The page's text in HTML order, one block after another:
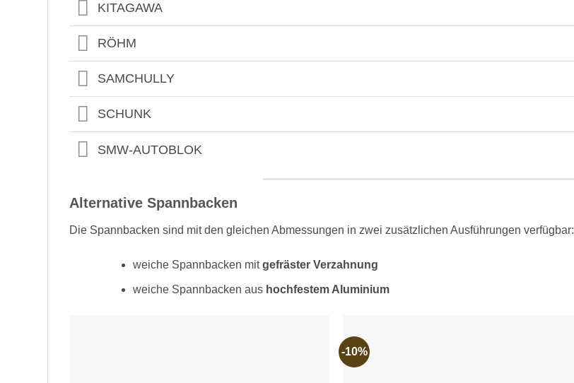
KITAGAWA
RÖHM
SAMCHULLY
SCHUNK
SMW-AUTOBLOK
Alternative Spannbacken
Die Spannbacken sind mit den gleichen Abmessungen in zwei zusätzlichen Ausführungen verfügbar:
weiche Spannbacken mitgefräster Verzahnung
weiche Spannbacken aus hochfestem Aluminium
-10%